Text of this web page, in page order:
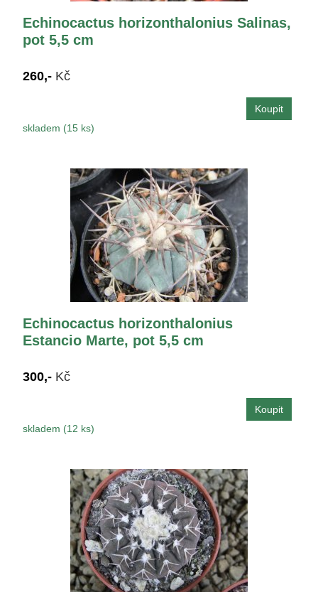
Echinocactus horizonthalonius Salinas,
pot 5,5 cm
260,- Kč
skladem (15 ks)
Echinocactus horizonthalonius
Estancio Marte, pot 5,5 cm
300,- Kč
skladem (12 ks)